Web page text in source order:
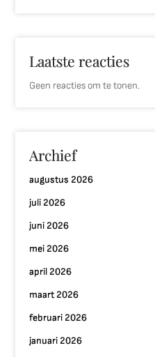
Laatste reacties
Geen reacties om te tonen.
Archief
augustus 2026
juli 2026
juni 2026
mei 2026
april 2026
maart 2026
februari 2026
januari 2026